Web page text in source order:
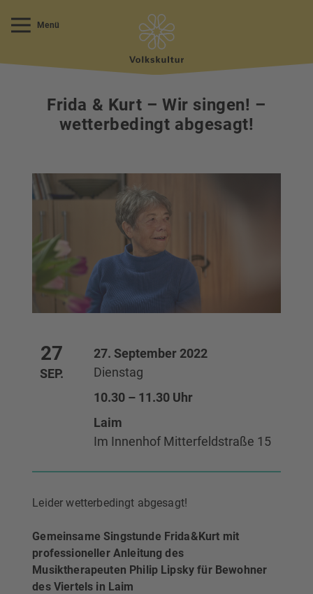
Menü
Frida & Kurt – Wir singen! –
wetterbedingt abgesagt!
27
SEP.
27. September 2022
Dienstag
10.30 – 11.30 Uhr
Laim
Im Innenhof Mitterfeldstraße 15
Leider wetterbedingt abgesagt!
Gemeinsame Singstunde Frida&Kurt mit
professioneller Anleitung des
Musiktherapeuten Philip Lipsky für Bewohner
des Viertels in Laim